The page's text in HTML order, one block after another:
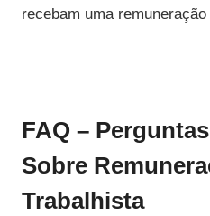
recebam uma
FAQ –
Sobre
Trabalhista